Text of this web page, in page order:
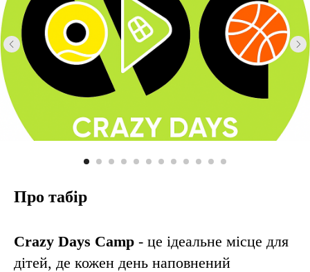
Про табір
Crazy Days Camp - це ідеальне місце для
дітей, де кожен день наповнений